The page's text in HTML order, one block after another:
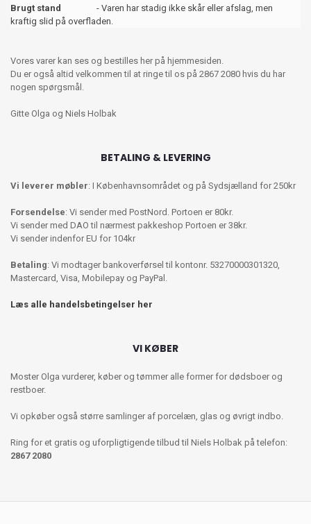
Brugt stand
- Varen har stadig ikke skår eller afslag, men
kraftig slid på overfladen.
Vores varer kan ses og bestilles her på hjemmesiden.
Du er også altid velkommen til at ringe til os på 2867 2080 hvis du har
nogen spørgsmål.
Gitte Olga og Niels Holbak
BETALING & LEVERING
Vi leverer møbler: I Københavnsområdet og på Sydsjælland for 250kr
Forsendelse: Vi sender med PostNord. Portoen er 80kr.
Vi sender med DAO til nærmest pakkeshop Portoen er 38kr.
Vi sender indenfor EU for 104kr
Betaling: Vi modtager bankoverførsel til kontonr. 53270000301320,
Mastercard, Visa, Mobilepay og PayPal.
Læs alle handelsbetingelser her
VI KØBER
Moster Olga vurderer, køber og tømmer alle former for dødsboer og
restboer.
Vi opkøber også større samlinger af porcelæn, glas og øvrigt indbo.
Ring for et gratis og uforpligtigende tilbud til Niels Holbak på telefon:
2867 2080